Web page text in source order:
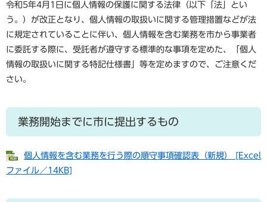
令和5年4月1日に個人情報の保護に関する法律（以下「法」とい
う。）が改正となり、個人情報の取扱いに関する管理措置などが法
に規定されていることに伴い、個人情報を含む業務を市から事業者
に委託する際に、受託者が遵守する標準的な事項を定めた、「個人
情報の取扱いに関する特記仕様書」等を定めますので、ご注意くだ
さい。
業務開始までに市に提出するもの
個人情報を含む業務を行う際の順守事項確認表（新規） [Excel
ファイル／14KB]